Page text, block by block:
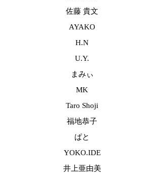
佐藤 貴文
AYAKO
H.N
U.Y.
まみぃ
MK
Taro Shoji
福地恭子
ぱと
YOKO.IDE
井上亜由美